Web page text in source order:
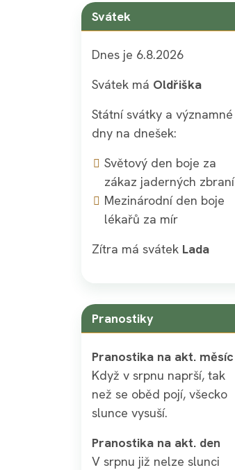
Svátek
Dnes je 6.8.2026
Svátek má Oldřiška
Státní svátky a významné
dny na dnešek:
Světový den boje za
zákaz jaderných zbraní
Mezinárodní den boje
lékařů za mír
Zítra má svátek Lada
Pranostiky
Pranostika na akt. měsíc
Když v srpnu naprší, tak
než se oběd pojí, všecko
slunce vysuší.
Pranostika na akt. den
V srpnu již nelze slunci